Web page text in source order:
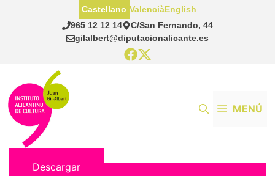
965 12 12 14
C/San Fernando, 44
gilalbert@diputacionalicante.es
Castellano ValenciàEnglish
MENÚ
Descargar